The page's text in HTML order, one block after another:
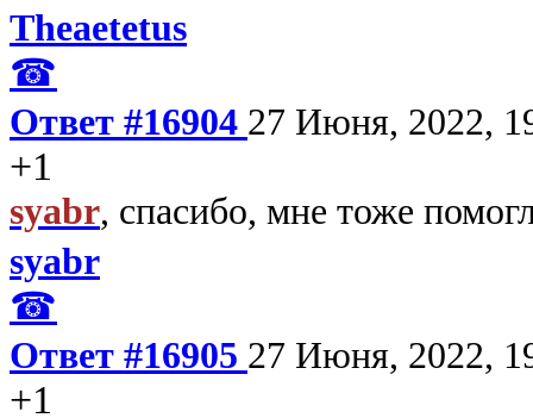
Theaetetus
☎
Ответ #16904 27 Июня, 2022,
+1
syabr, спасибо, мне тоже
syabr
☎
Ответ #16905 27 Июня, 2022,
+1